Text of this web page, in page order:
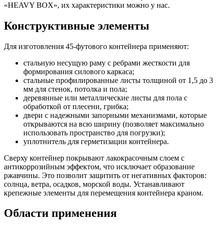
«HEAVY BOX», их характеристики можно у нас.
Конструктивные элементы
Для изготовления 45-футового контейнера применяют:
стальную несущую раму с ребрами жесткости для
формирования силового каркаса;
стальные профилированные листы толщиной от 1,5 до 3
мм для стенок, потолка и пола;
деревянные или металлические листы для пола с
обработкой от плесени, грибка;
двери с надежными запорными механизмами, которые
открываются на всю ширину (позволяет максимально
использовать пространство для погрузки);
уплотнитель для герметизации контейнера.
Сверху контейнер покрывают лакокрасочным слоем с
антикоррозийным эффектом, что исключает образование
ржавчины. Это позволит защитить от негативных факторов:
солнца, ветра, осадков, морской воды. Устанавливают
крепежные элементы для перемещения контейнера краном.
Области применения